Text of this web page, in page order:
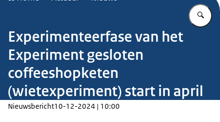
Experimenteerfase van het
Experiment gesloten
coffeeshopketen
(wietexperiment) start in april
Nieuwsbericht10-12-2024 | 10:00